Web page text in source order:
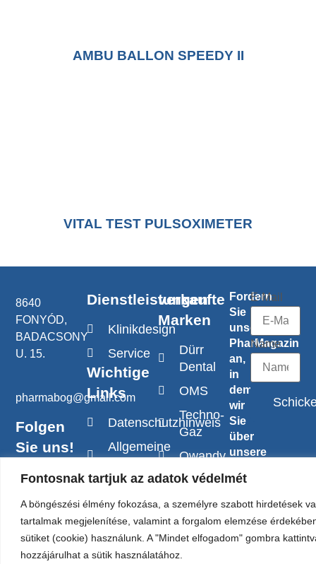
Fontosnak tartjuk az adatok védelmét
A böngészési élmény fokozása, a személyre szabott hirdetések
tartalmak megjelenítése, valamint a forgalom elemzése
sütiket (cookie) használunk. A "Mindet elfogadom" gombra
hozzájárulhat a sütik használatához.
AMBU BALLON SPEEDY II
VITAL TEST PULSOXIMETER
8640
FONYÓD,
BADACSONY
U. 15.
pharmabog@gmail.com
Folgen
Sie uns!
Dienstleistungen
Klinikdesign
Service
Wichtige
Links
Datenschutzhinweis
Allgemeine
Servicerichtlinie
verkaufte
Marken
Dürr
Dental
OMS
Techno-
Gaz
Owandy
Cattani
W&H
Mectron
Fordern
Sie
unser
PharMagazin
an,
in
dem
wir
Sie
über
unsere
Aktionen
und
informieren.
E-Mail
Name